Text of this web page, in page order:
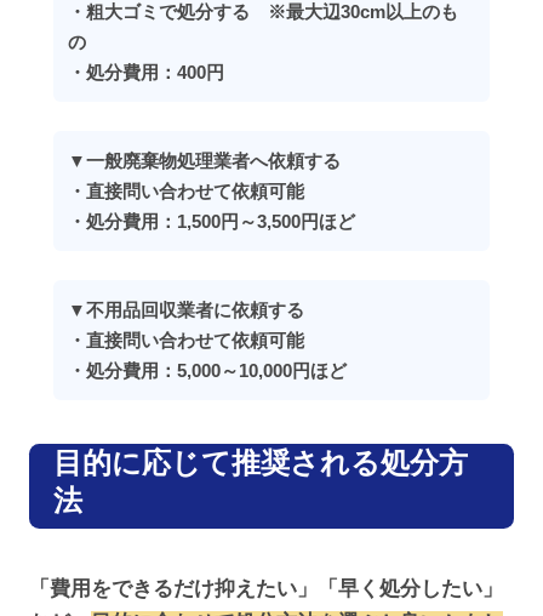
・粗大ゴミで処分する ※最大辺30cm以上のも
の
・処分費用：400円
▼一般廃棄物処理業者へ依頼する
・直接問い合わせて依頼可能
・処分費用：1,500円～3,500円ほど
▼不用品回収業者に依頼する
・直接問い合わせて依頼可能
・処分費用：5,000～10,000円ほど
目的に応じて推奨される処分方
法
「費用をできるだけ抑えたい」「早く処分したい」